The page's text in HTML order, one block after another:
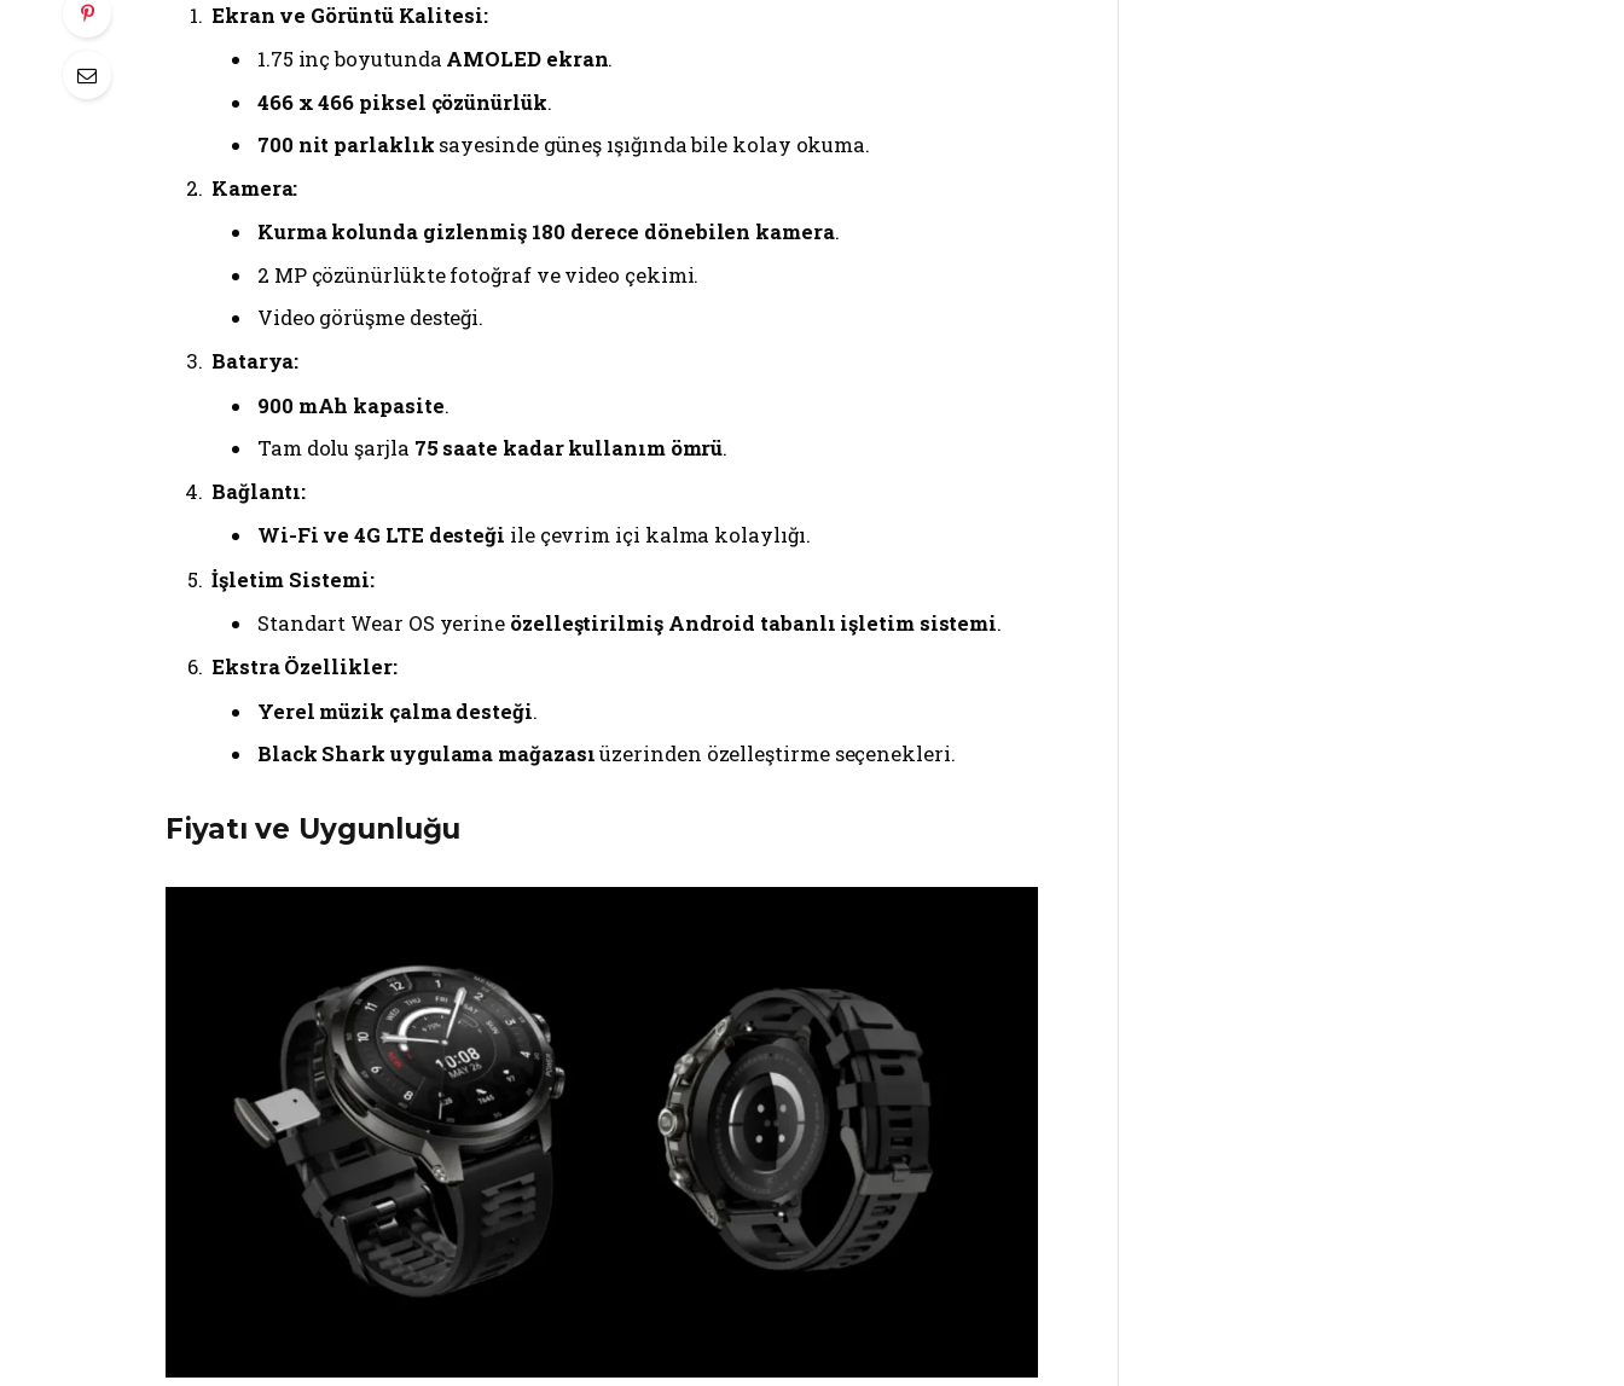
Ekran ve Görüntü Kalitesi:
1.75 inç boyutunda AMOLED ekran.
466 x 466 piksel çözünürlük.
700 nit parlaklık sayesinde güneş ışığında bile kolay okuma.
Kamera:
Kurma kolunda gizlenmiş 180 derece dönebilen kamera.
2 MP çözünürlükte fotoğraf ve video çekimi.
Video görüşme desteği.
Batarya:
900 mAh kapasite.
Tam dolu şarjla 75 saate kadar kullanım ömrü.
Bağlantı:
Wi-Fi ve 4G LTE desteği ile çevrim içi kalma kolaylığı.
İşletim Sistemi:
Standart Wear OS yerine özelleştirilmiş Android tabanlı işletim sistemi.
Ekstra Özellikler:
Yerel müzik çalma desteği.
Black Shark uygulama mağazasıüzerinden özelleştirme seçenekleri.
Fiyatı ve Uygunluğu